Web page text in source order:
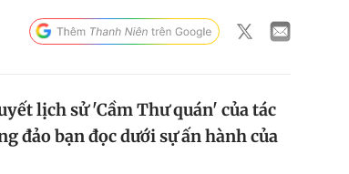
lịch sử 'Cầm Thư quán' của tác
đảo bạn đọc dưới sự ấn hành của